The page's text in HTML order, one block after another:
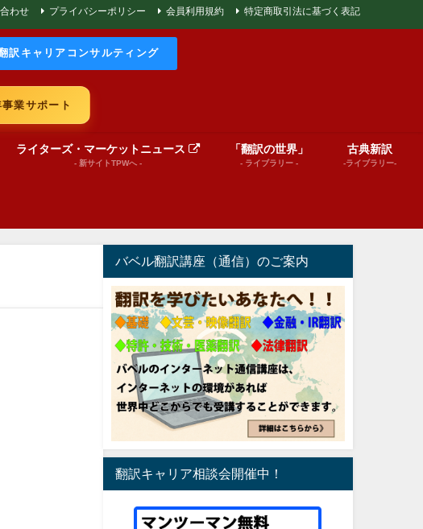
わせ プライバシーポリシー 会員利用規約 特定商取引法に基づく表記
訳キャリアコンサルティング
業サポート
ライターズ・マーケットニュース
- 新サイトTPWへ -
「翻訳の世界」
- ライブラリー -
古典新訳
-ライブラリー-
バベル翻訳講座（通信）のご案内
翻訳キャリア相談会開催中！